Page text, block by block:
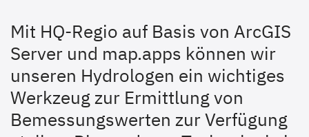
Mit HQ-Regio auf Basis von ArcGIS
Server und map.apps können wir
unseren Hydrologen ein wichtiges
Werkzeug zur Ermittlung von
Bemessungswerten zur Verfügung